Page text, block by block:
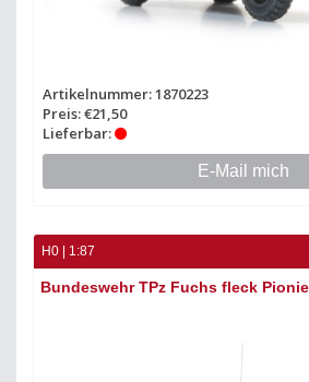
Artikelnummer: 1870223
Preis: €21,50
Lieferbar:
E-Mail mich
H0 | 1:87
Bundeswehr TPz Fuchs fleck